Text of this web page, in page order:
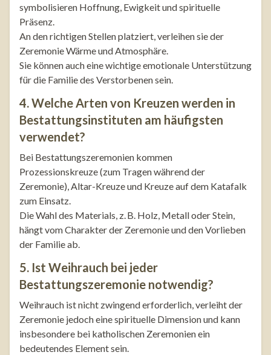
symbolisieren Hoffnung, Ewigkeit und spirituelle
Präsenz.
An den richtigen Stellen platziert, verleihen sie der
Zeremonie Wärme und Atmosphäre.
Sie können auch eine wichtige emotionale Unterstützung
für die Familie des Verstorbenen sein.
4. Welche Arten von Kreuzen werden in
Bestattungsinstituten am häufigsten
verwendet?
Bei Bestattungszeremonien kommen
Prozessionskreuze (zum Tragen während der
Zeremonie), Altar-Kreuze und Kreuze auf dem Katafalk
zum Einsatz.
Die Wahl des Materials, z. B. Holz, Metall oder Stein,
hängt vom Charakter der Zeremonie und den Vorlieben
der Familie ab.
5. Ist Weihrauch bei jeder
Bestattungszeremonie notwendig?
Weihrauch ist nicht zwingend erforderlich, verleiht der
Zeremonie jedoch eine spirituelle Dimension und kann
insbesondere bei katholischen Zeremonien ein
bedeutendes Element sein.